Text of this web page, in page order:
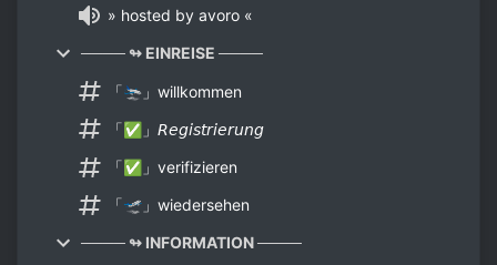
» hosted by avoro «
──── ↬ EINREISE ────
「🛬」willkommen
「✅」𝘙𝘦𝘨𝘪𝘴𝘵𝘳𝘪𝘦𝘳𝘶𝘯𝘨
「✅」verifizieren
「🛫」wiedersehen
──── ↬ INFORMATION ────